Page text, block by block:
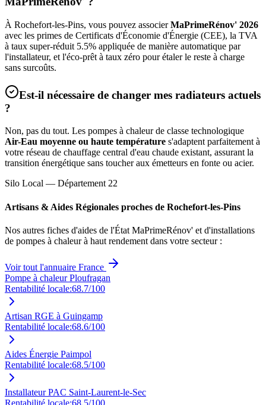
À Rochefort-les-Pins, vous pouvez associerMaPrimeRénov' 2026
avec les primes de Certificats d'Économie d'Énergie (CEE), la TVA
à taux super-réduit 5.5% appliquée de manière automatique par
l'installateur, et l'éco-prêt à taux zéro pour étaler le reste à charge
sans surcoûts.
Est-il nécessaire de changer mes radiateurs actuels
?
Non, pas du tout. Les pompes à chaleur de classe technologique
Air-Eau moyenne ou haute température s'adaptent parfaitement à
votre réseau de chauffage central d'eau chaude existant, assurant la
transition énergétique sans toucher aux émetteurs en fonte ou acier.
Silo Local — Département 22
Artisans & Aides Régionales proches de Rochefort-les-Pins
Nos autres fiches d'aides de l'État MaPrimeRénov' et d'installations
de pompes à chaleur à haut rendement dans votre secteur :
Voir tout l'annuaire France
Pompe à chaleur Ploufragan
Rentabilité locale:68.7/100
Artisan RGE à Guingamp
Rentabilité locale:68.6/100
Aides Énergie Paimpol
Rentabilité locale:68.5/100
Installateur PAC Saint-Laurent-le-Sec
Rentabilité locale:68.5/100